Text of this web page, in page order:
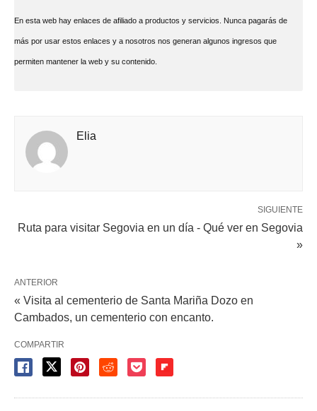
En esta web hay enlaces de afiliado a productos y servicios. Nunca pagarás de
más por usar estos enlaces y a nosotros nos generan algunos ingresos que
permiten mantener la web y su contenido.
Elia
SIGUIENTE
Ruta para visitar Segovia en un día - Qué ver en Segovia
»
ANTERIOR
« Visita al cementerio de Santa Mariña Dozo en
Cambados, un cementerio con encanto.
COMPARTIR